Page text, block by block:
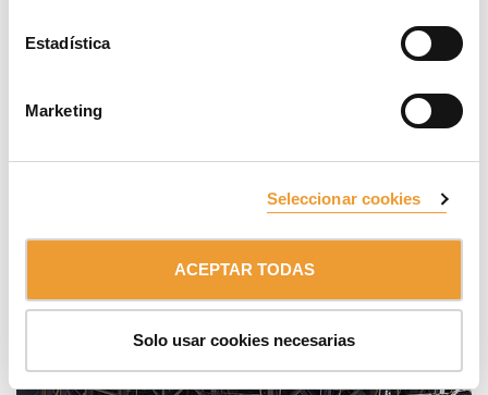
Estadística
Marketing
Seleccionar cookies
ACEPTAR TODAS
Solo usar cookies necesarias